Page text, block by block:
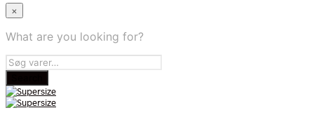
×
What are you looking for?